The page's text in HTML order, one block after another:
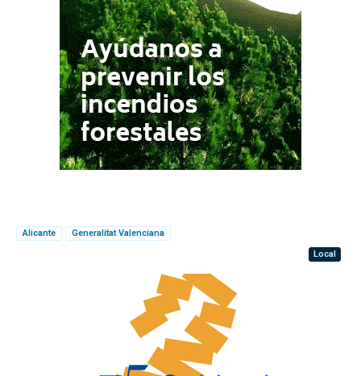
Alicante
Generalitat Valenciana
Local